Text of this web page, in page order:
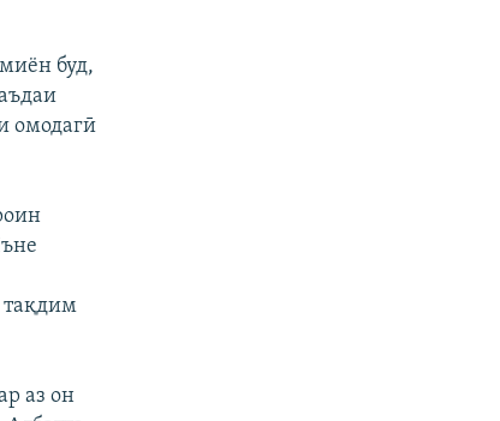
буд,
омодагӣ
тақдим
аз он